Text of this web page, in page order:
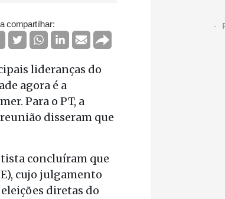
compartilhar:
lideranças do
agora é a
Para o PT, a
disseram que
concluíram que
cujo julgamento
diretas do